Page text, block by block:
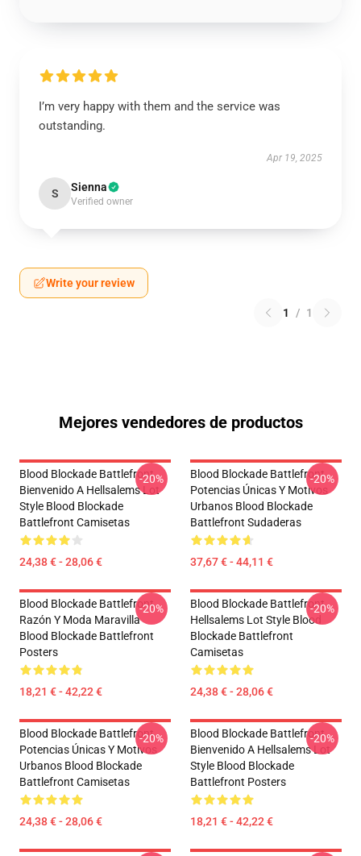
I’m very happy with them and the service was
outstanding.
Apr 19, 2025
S Sienna
Verified owner
Write your review
1 / 1
Mejores vendedores de productos
Blood Blockade Battlefront
Bienvenido A Hellsalems Lot
Style Blood Blockade
Battlefront Camisetas
24,38 € - 28,06 €
-20%
Blood Blockade Battlefront
Potencias Únicas Y Motivos
Urbanos Blood Blockade
Battlefront Sudaderas
37,67 € - 44,11 €
-20%
Blood Blockade Battlefront
Razón Y Moda Maravilla
Blood Blockade Battlefront
Posters
18,21 € - 42,22 €
-20%
Blood Blockade Battlefront
Hellsalems Lot Style Blood
Blockade Battlefront
Camisetas
24,38 € - 28,06 €
-20%
Blood Blockade Battlefront
Potencias Únicas Y Motivos
Urbanos Blood Blockade
Battlefront Camisetas
24,38 € - 28,06 €
-20%
Blood Blockade Battlefront
Bienvenido A Hellsalems Lot
Style Blood Blockade
Battlefront Posters
18,21 € - 42,22 €
-20%